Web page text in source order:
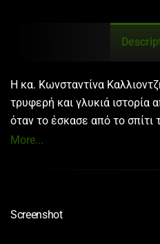
Η κα. Κωνσταντίνα
τρυφερή και γλυκιά ιστορία
όταν το έσκασε από το σπίτι
αγαπημένο της που
More...
Screenshot